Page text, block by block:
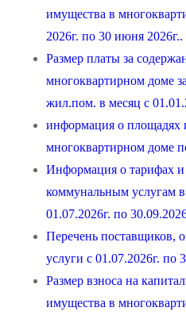
имущества в
2026г. по 30 июня 2026г..
Размер платы за
многоквартирном доме
жил.пом. в месяц с
информация о площадях
многоквартирном доме
Информация о тарифах
коммунальным услугам в
01.07.2026г. по
Перечень поставщиков,
услуги с 01.07.2026г. по
Размер взноса на
имущества в